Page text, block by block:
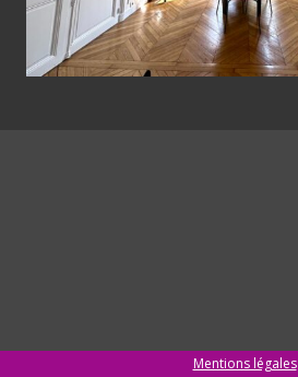
Mentions légales